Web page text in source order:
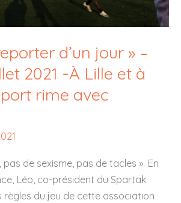
d’un jour » –
2021 -À Lille et à
rime avec
de sexisme, pas de tacles ». En
Léo, co-président du Spartak
règles du jeu de cette association